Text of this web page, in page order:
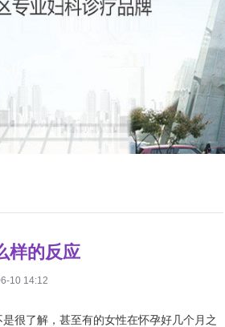
样的反应
10 14:12
很了解，甚至有的女性在怀孕好几个月之